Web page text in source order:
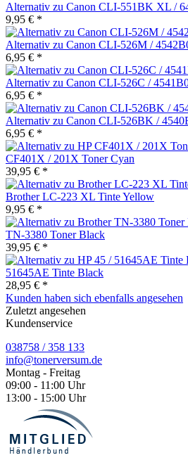
Alternativ zu Canon CLI-551BK XL /
9,95 € *
Alternativ zu Canon CLI-526M /
6,95 € *
Alternativ zu Canon CLI-526C /
6,95 € *
Alternativ zu Canon CLI-526BK /
6,95 € *
CF401X / 201X Toner Cyan
39,95 € *
Brother LC-223 XL Tinte Yellow
9,95 € *
TN-3380 Toner Black
39,95 € *
51645AE Tinte Black
28,95 € *
Kunden haben sich ebenfalls angesehen
Zuletzt angesehen
Kundenservice
038758 / 358 133
info@tonerversum.de
Montag - Freitag
09:00 - 11:00 Uhr
13:00 - 15:00 Uhr